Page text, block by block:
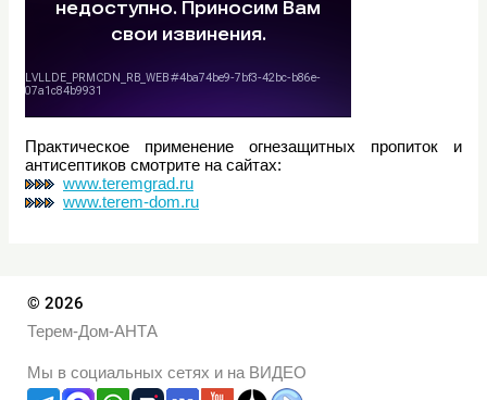
Практическое применение огнезащитных пропиток и
антисептиков смотрите на сайтах:
www.teremgrad.ru
www.terem-dom.ru
© 2026
Терем-Дом-АНТА
Мы в социальных сетях и на ВИДЕО